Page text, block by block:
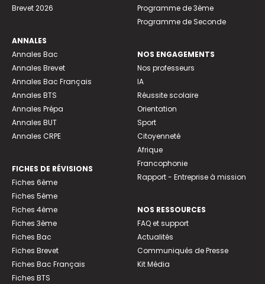
Brevet 2026
ANNALES
Annales Bac
Annales Brevet
Annales Bac Français
Annales BTS
Annales Prépa
Annales BUT
Annales CRPE
FICHES DE RÉVISIONS
Fiches 6ème
Fiches 5ème
Fiches 4ème
Fiches 3ème
Fiches Bac
Fiches Brevet
Fiches Bac Français
Fiches BTS
Programme de 3ème
Programme de Seconde
NOS ENGAGEMENTS
Nos professeurs
IA
Réussite scolaire
Orientation
Sport
Citoyenneté
Afrique
Francophonie
Rapport - Entreprise à mission
NOS RESSOURCES
FAQ et support
Actualités
Communiqués de Presse
Kit Média